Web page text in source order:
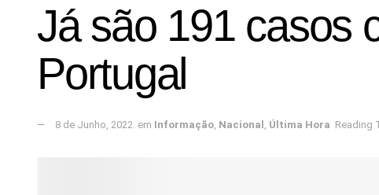
Já são 191 casos
Portugal
8 de Junho, 2022 em Informação, Nacional , Última Hora Reading